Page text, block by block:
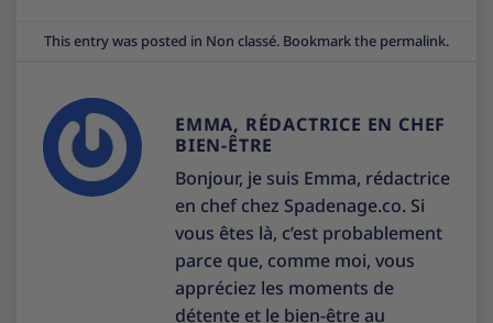
This entry was posted in Non classé. Bookmark the permalink.
EMMA, RÉDACTRICE EN CHEF
BIEN-ÊTRE
Bonjour, je suis Emma, rédactrice
en chef chez Spadenage.co. Si
vous êtes là, c’est probablement
parce que, comme moi, vous
appréciez les moments de
détente et le bien-être au